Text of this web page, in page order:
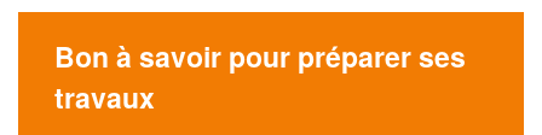
Bon à savoir pour préparer ses
travaux